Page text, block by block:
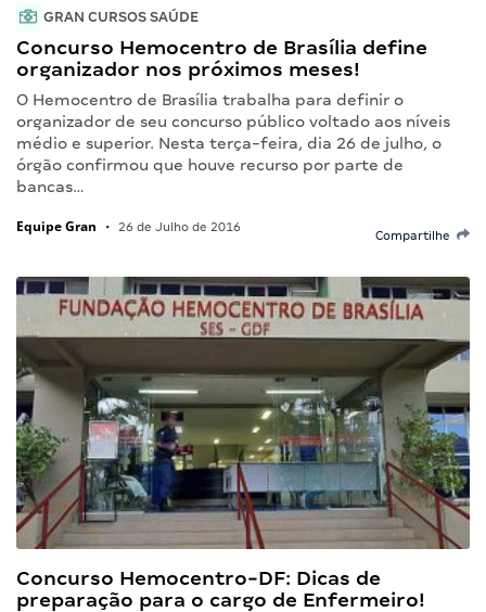
GRAN CURSOS SAÚDE
Concurso Hemocentro de Brasília define
organizador nos próximos meses!
O Hemocentro de Brasília trabalha para definir o
organizador de seu concurso público voltado aos níveis
médio e superior. Nesta terça-feira, dia 26 de julho, o
órgão confirmou que houve recurso por parte de
bancas…
Equipe Gran • 26 de Julho de 2016
Compartilhe
Concurso Hemocentro-DF: Dicas de
preparação para o cargo de Enfermeiro!